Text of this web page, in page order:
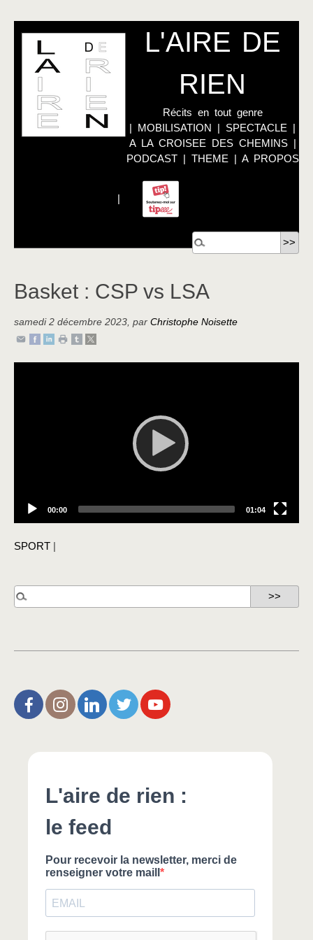
L'AIRE DE
RIEN
Récits en tout genre
| MOBILISATION | SPECTACLE |
A LA CROISEE DES CHEMINS|
PODCAST| THEME | A PROPOS
|
Basket : CSP vs LSA
samedi 2 décembre 2023, par Christophe Noisette
Current
00:00
Total
duration
01:04
SPORT |
L’Aire de Rien (facebook)
Christophe Noisette (instagram)
Christophe Noisette (Linkedin)
Christophe Noisette (X | Twitter)
L’Aire de Rien (You Tube)